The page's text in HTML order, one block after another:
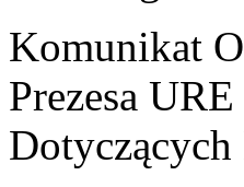
Komunikat
Prezesa